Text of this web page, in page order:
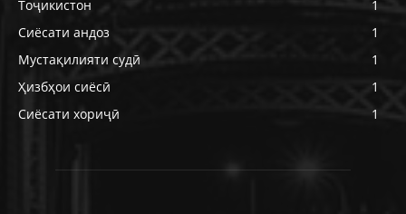
Тоҷикистон
1
Сиёсати андоз
1
Мустақилияти судӣ
1
Ҳизбҳои сиёсӣ
1
Сиёсати хориҷӣ
1